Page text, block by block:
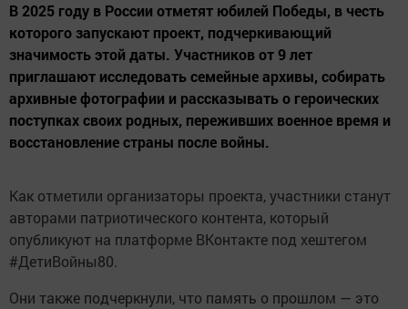
В 2025 году в России отметят юбилей Победы, в честь
которого запускают проект, подчеркивающий
значимость этой даты. Участников от 9 лет
приглашают исследовать семейные архивы, собирать
архивные фотографии и рассказывать о героических
поступках своих родных, переживших военное время и
восстановление страны после войны.
Как отметили организаторы проекта, участники станут
авторами патриотического контента, который
опубликуют на платформе ВКонтакте под хештегом
#ДетиВойны80.
Они также подчеркнули, что память о прошлом — это